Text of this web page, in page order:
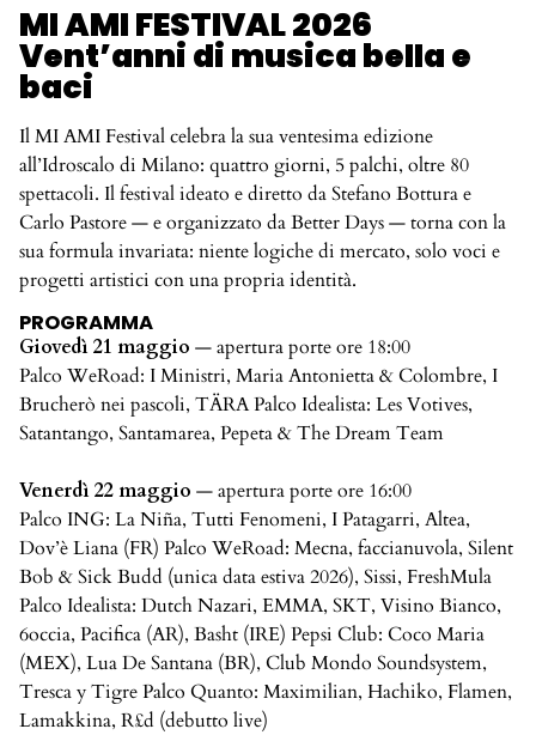
MI AMI FESTIVAL 2026
Vent’anni di musica bella e
baci
Il MI AMI Festival celebra la sua ventesima edizione
all’Idroscalo di Milano: quattro giorni, 5 palchi, oltre 80
spettacoli. Il festival ideato e diretto da Stefano Bottura e
Carlo Pastore — e organizzato da Better Days — torna con la
sua formula invariata: niente logiche di mercato, solo voci e
progetti artistici con una propria identità.
PROGRAMMA
Giovedì 21 maggio — apertura porte ore 18:00
Palco WeRoad: I Ministri, Maria Antonietta & Colombre, I
Brucherò nei pascoli, TÄRA Palco Idealista: Les Votives,
Satantango, Santamarea, Pepeta & The Dream Team
Venerdì 22 maggio — apertura porte ore 16:00
Palco ING: La Niña, Tutti Fenomeni, I Patagarri, Altea,
Dov’è Liana (FR) Palco WeRoad: Mecna, faccianuvola, Silent
Bob & Sick Budd (unica data estiva 2026), Sissi, FreshMula
Palco Idealista: Dutch Nazari, EMMA, SKT, Visino Bianco,
6occia, Pacifica (AR), Basht (IRE) Pepsi Club: Coco Maria
(MEX), Lua De Santana (BR), Club Mondo Soundsystem,
Tresca y Tigre Palco Quanto: Maximilian, Hachiko, Flamen,
Lamakkina, R£d (debutto live)